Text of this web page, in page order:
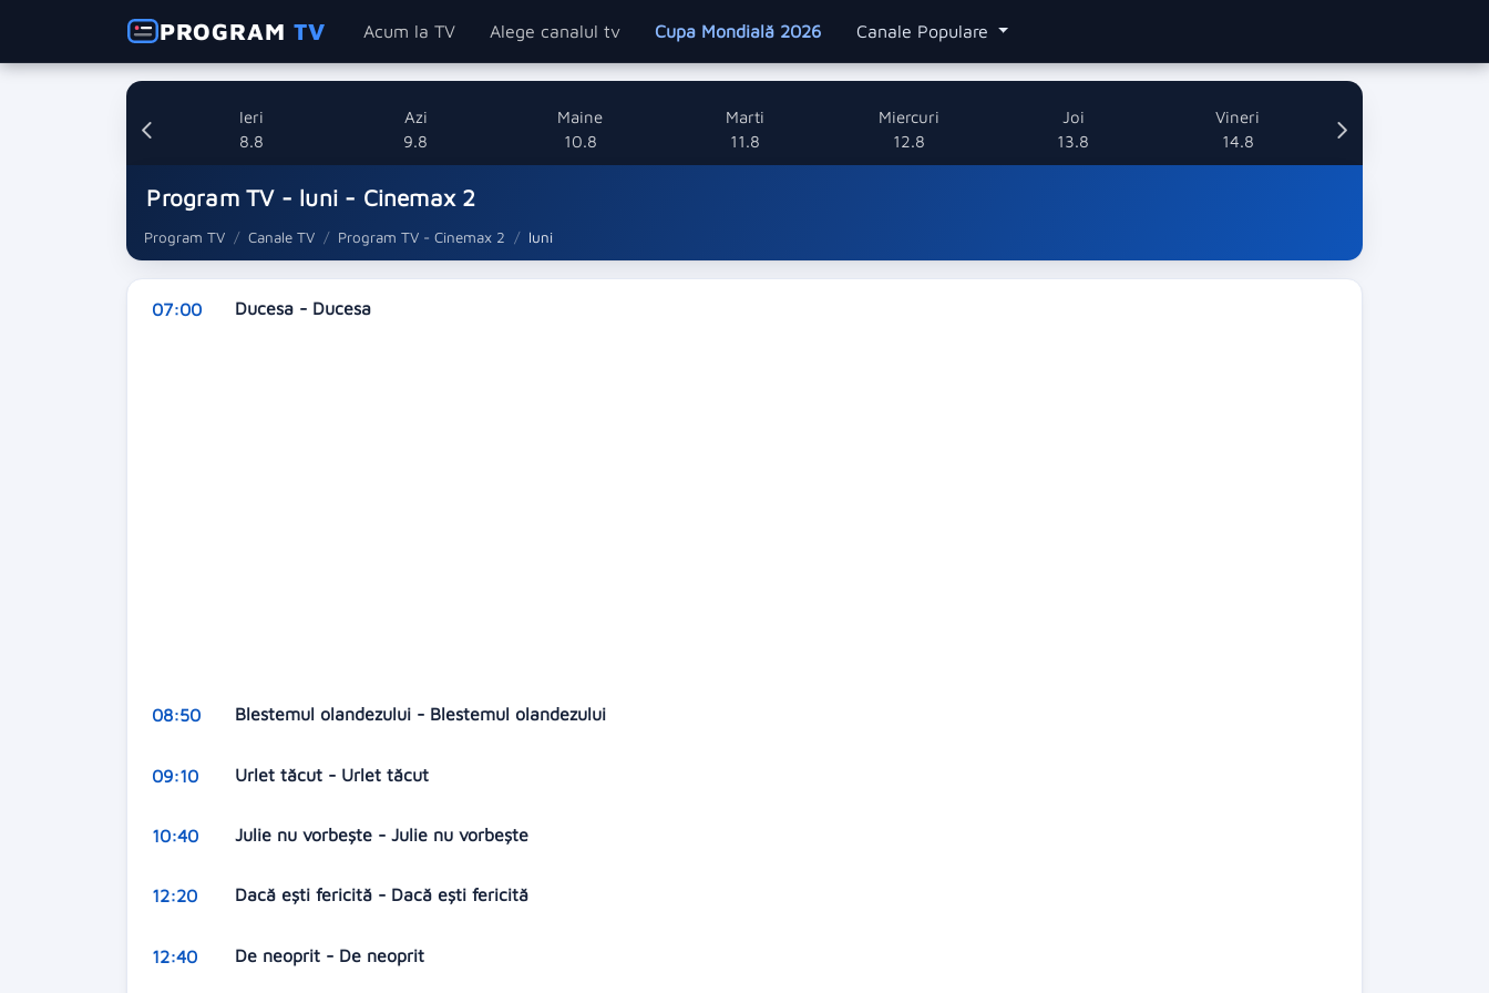
PROGRAMTV Acum la TV Alege canalul tv Cupa Mondială 2026 Canale Populare
Ieri
8.8
Azi
9.8
Maine
10.8
Marti
11.8
Miercuri
12.8
Joi
13.8
Vineri
14.8
Program TV - luni - Cinemax 2
Program TV Canale TV Program TV - Cinemax 2 luni
07:00 Ducesa - Ducesa
08:50 Blestemul olandezului - Blestemul olandezului
09:10 Urlet tăcut - Urlet tăcut
10:40 Julie nu vorbește - Julie nu vorbește
12:20 Dacă ești fericită - Dacă ești fericită
12:40 De neoprit - De neoprit